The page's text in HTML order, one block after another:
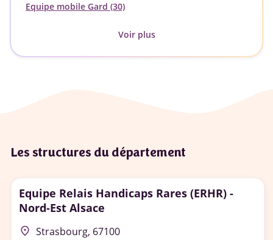
Equipe mobile Gard (30)
Voir plus
Les structures du département
Equipe Relais Handicaps Rares (ERHR) -
Nord-Est Alsace
place Strasbourg, 67100